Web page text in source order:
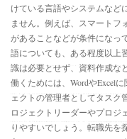
けている言語やシステムなど
ません。例えば、スマートフ
があることなどが条件になっ
語についても、ある程度以上
識は必要とせず、資料作成な
働くためには、WordやExcel
ェクトの管理者としてタス
ロジェクトリーダーやプロジ
りやすいでしょう。転職先を